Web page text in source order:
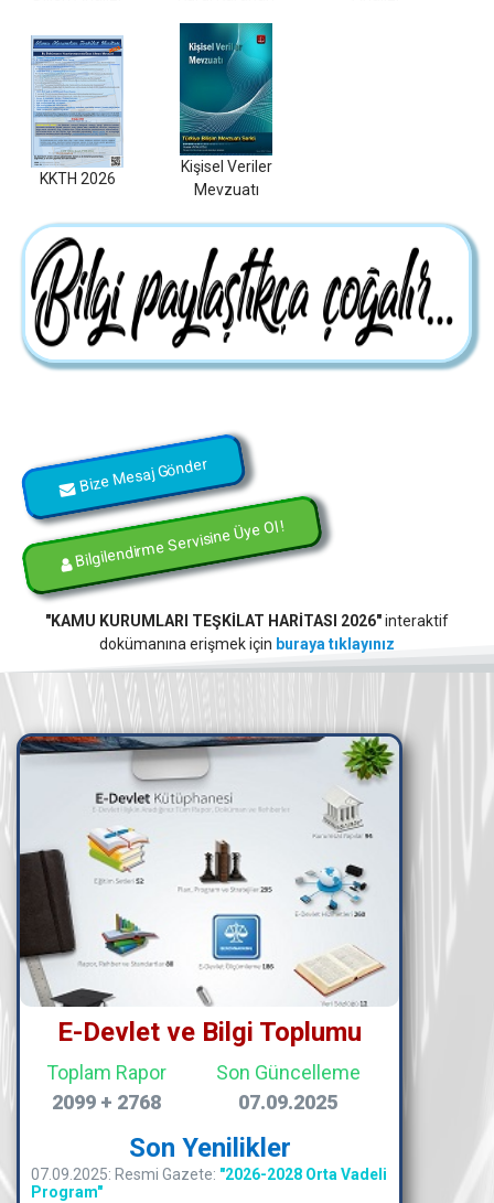
KKTH 2026
Kişisel Veriler
Mevzuatı
Bize Mesaj Gönder
Bilgilendirme Servisine Üye Ol !
"KAMU KURUMLARI TEŞKİLAT HARİTASI 2026"interaktif
dokümanına erişmek için buraya tıklayınız
E-Devlet ve Bilgi Toplumu
Toplam Rapor
2099 + 2768
Son Güncelleme
07.09.2025
Son Yenilikler
07.09.2025: Resmi Gazete: "2026-2028 Orta Vadeli
Program"